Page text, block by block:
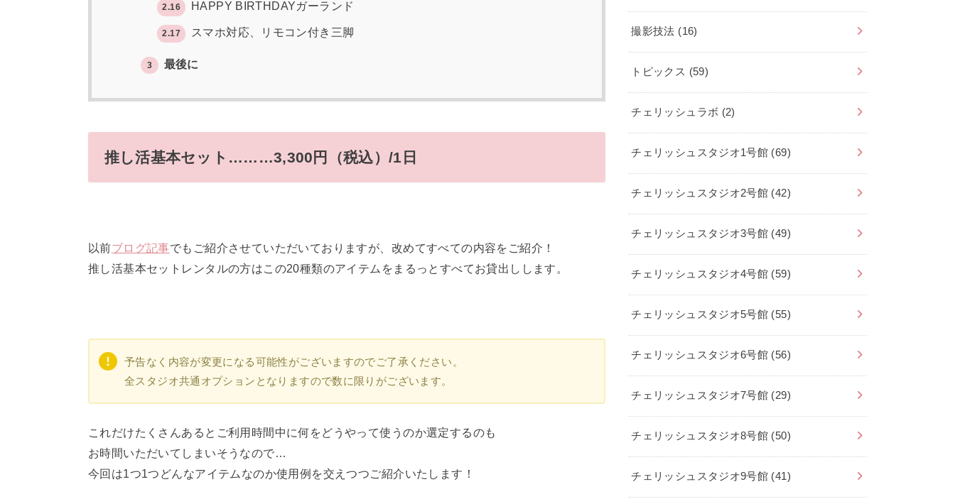
2.16 HAPPY BIRTHDAYガーランド
2.17 スマホ対応、リモコン付き三脚
3 最後に
推し活基本セット………3,300円（税込）/1日
以前ブログ記事でもご紹介させていただいておりますが、改めてすべての内容をご紹介！
推し活基本セットレンタルの方はこの20種類のアイテムをまるっとすべてお貸出しします。
予告なく内容が変更になる可能性がございますのでご了承ください。
全スタジオ共通オプションとなりますので数に限りがございます。
これだけたくさんあるとご利用時間中に何をどうやって使うのか選定するのも
お時間いただいてしまいそうなので…
今回は1つ1つどんなアイテムなのか使用例を交えつつご紹介いたします！
撮影技法 (16)
トピックス (59)
チェリッシュラボ (2)
チェリッシュスタジオ1号館 (69)
チェリッシュスタジオ2号館 (42)
チェリッシュスタジオ3号館 (49)
チェリッシュスタジオ4号館 (59)
チェリッシュスタジオ5号館 (55)
チェリッシュスタジオ6号館 (56)
チェリッシュスタジオ7号館 (29)
チェリッシュスタジオ8号館 (50)
チェリッシュスタジオ9号館 (41)